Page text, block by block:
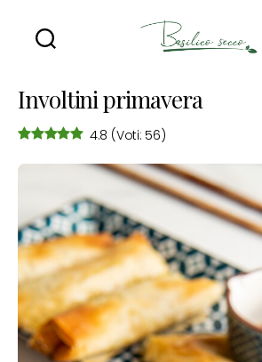
Involtini primavera
4.8 (Voti: 56)